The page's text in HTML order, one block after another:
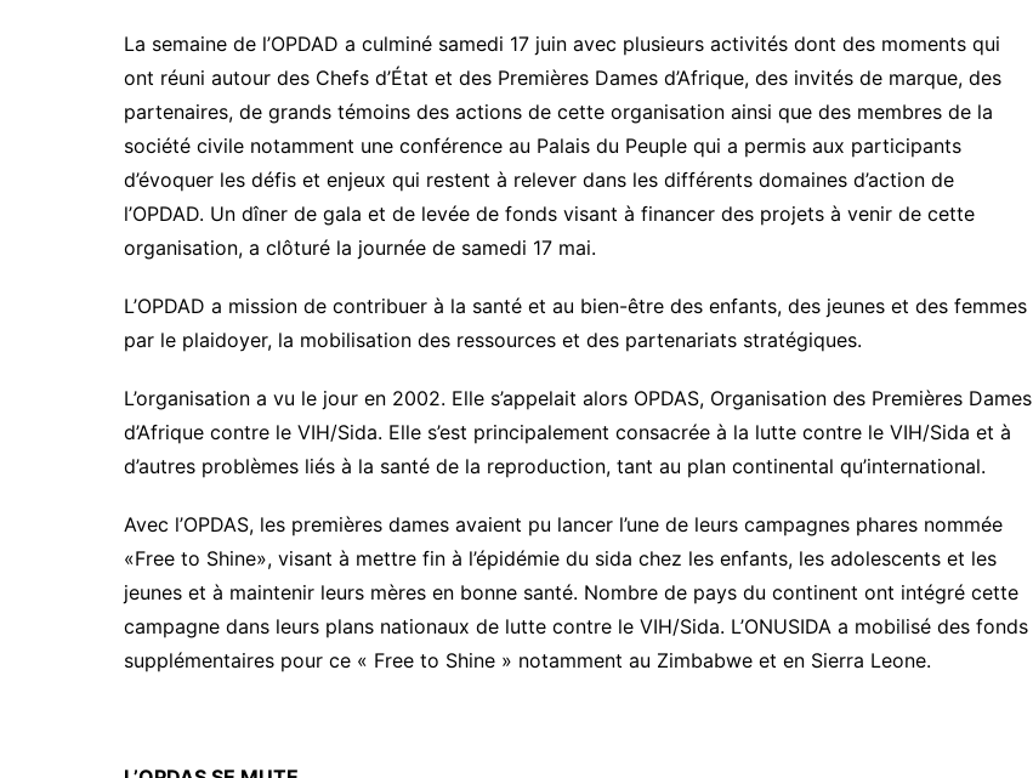
La semaine de l’OPDAD a culminé samedi 17 juin avec plusieurs activités dont des moments qui
ont réuni autour des Chefs d’État et des Premières Dames d’Afrique, des invités de marque, des
partenaires, de grands témoins des actions de cette organisation ainsi que des membres de la
société civile notamment une conférence au Palais du Peuple qui a permis aux participants
d’évoquer les défis et enjeux qui restent à relever dans les différents domaines d’action de
l’OPDAD. Un dîner de gala et de levée de fonds visant à financer des projets à venir de cette
organisation, a clôturé la journée de samedi 17 mai.
L’OPDAD a mission de contribuer à la santé et au bien-être des enfants, des jeunes et des femmes
par le plaidoyer, la mobilisation des ressources et des partenariats stratégiques.
L’organisation a vu le jour en 2002. Elle s’appelait alors OPDAS, Organisation des Premières Dames
d’Afrique contre le VIH/Sida. Elle s’est principalement consacrée à la lutte contre le VIH/Sida et à
d’autres problèmes liés à la santé de la reproduction, tant au plan continental qu’international.
Avec l’OPDAS, les premières dames avaient pu lancer l’une de leurs campagnes phares nommée
«Free to Shine», visant à mettre fin à l’épidémie du sida chez les enfants, les adolescents et les
jeunes et à maintenir leurs mères en bonne santé. Nombre de pays du continent ont intégré cette
campagne dans leurs plans nationaux de lutte contre le VIH/Sida. L’ONUSIDA a mobilisé des fonds
supplémentaires pour ce « Free to Shine » notamment au Zimbabwe et en Sierra Leone.